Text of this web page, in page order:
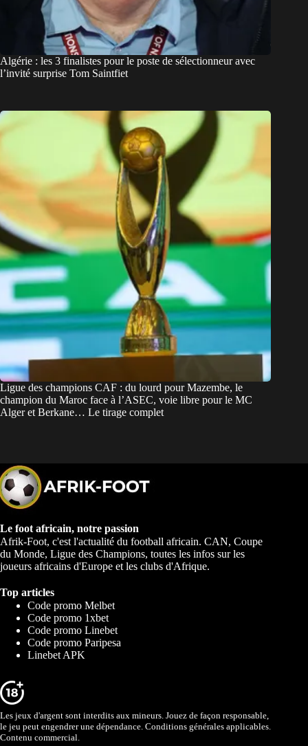
Algérie : les 3 finalistes pour le poste de sélectionneur avec
l’invité surprise Tom Saintfiet
Ligue des champions CAF : du lourd pour Mazembe, le
champion du Maroc face à l’ASEC, voie libre pour le MC
Alger et Berkane… Le tirage complet
Le foot africain, notre passion
Afrik-Foot, c'est l'actualité du football africain. CAN, Coupe
du Monde, Ligue des Champions, toutes les infos sur les
joueurs africains d'Europe et les clubs d'Afrique.
Top articles
Code promo Melbet
Code promo 1xbet
Code promo Linebet
Code promo Paripesa
Linebet APK
Les jeux d'argent sont interdits aux mineurs. Jouez de façon responsable,
le jeu peut engendrer une dépendance. Conditions générales applicables.
Contenu commercial.